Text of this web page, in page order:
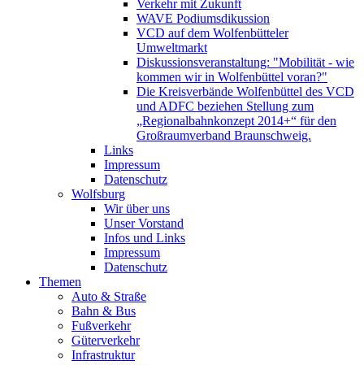
Verkehr mit Zukunft
WAVE Podiumsdikussion
VCD auf dem Wolfenbütteler
Umweltmarkt
Diskussionsveranstaltung: "Mobilität - wie
kommen wir in Wolfenbüttel voran?"
Die Kreisverbände Wolfenbüttel des VCD
und ADFC beziehen Stellung zum
„Regionalbahnkonzept 2014+“ für den
Großraumverband Braunschweig.
Links
Impressum
Datenschutz
Wolfsburg
Wir über uns
Unser Vorstand
Infos und Links
Impressum
Datenschutz
Themen
Auto & Straße
Bahn & Bus
Fußverkehr
Güterverkehr
Infrastruktur